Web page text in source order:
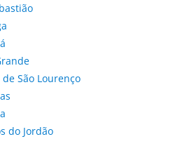
São Lourenço
do Jordão